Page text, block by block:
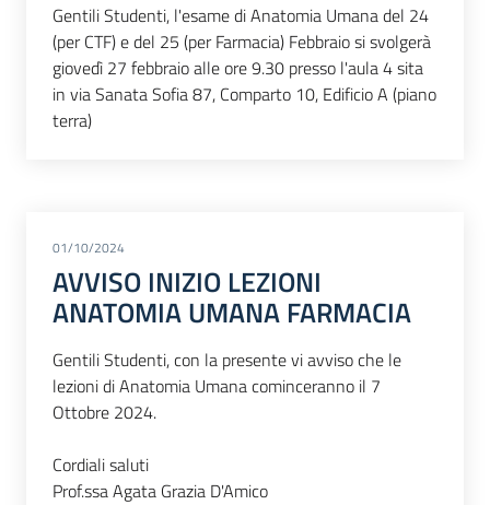
Gentili Studenti, l'esame di Anatomia Umana del 24
(per CTF) e del 25 (per Farmacia) Febbraio si svolgerà
giovedì 27 febbraio alle ore 9.30 presso l'aula 4 sita
in via Sanata Sofia 87, Comparto 10, Edificio A (piano
terra)
01/10/2024
AVVISO INIZIO LEZIONI
ANATOMIA UMANA FARMACIA
Gentili Studenti, con la presente vi avviso che le
lezioni di Anatomia Umana cominceranno il 7
Ottobre 2024.
Cordiali saluti
Prof.ssa Agata Grazia D'Amico